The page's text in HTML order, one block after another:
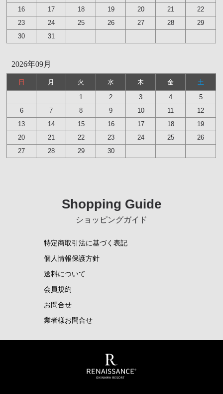
16
17 18 19 20 21
22
23
24 25 26 27 28
29
30
31
2026年09月
日 月 火 水 木 金
土
1
2 3 4
5
6
7 8 9 10 11
12
13
14 15 16 17 18
19
20
21 22 23 24 25
26
27
28 29 30
Shopping Guide
ショッピングガイド
特定商取引法に基づく表記
個人情報保護方針
送料について
会員規約
お問合せ
業者様お問合せ